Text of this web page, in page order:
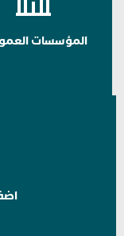
المؤسسات